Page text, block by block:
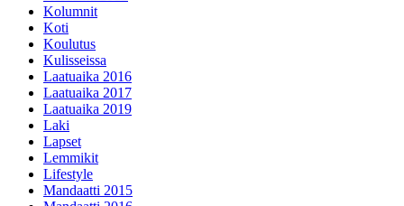
Kolumnit
Koti
Koulutus
Kulisseissa
Laatuaika 2016
Laatuaika 2017
Laatuaika 2019
Laki
Lapset
Lemmikit
Lifestyle
Mandaatti 2015